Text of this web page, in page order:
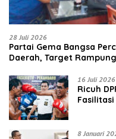
28 Juli 2026
Partai Gema Bangsa
Daerah, Target
16 Juli 2026
‎Ricuh
8 Januari